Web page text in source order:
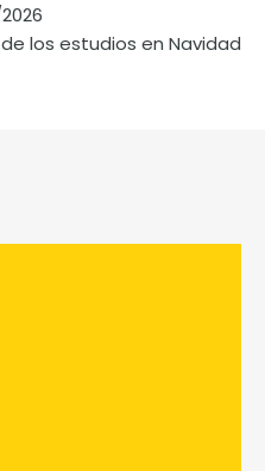
los estudios en Navidad